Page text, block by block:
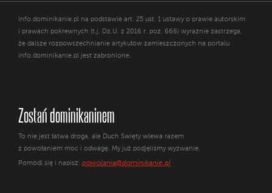
Info.dominikanie.pl na podstawie art. 25 ust. 1 ustawy o prawie autorskim
i prawach pokrewnych (t.j. Dz.U. z 2016 r. poz. 666) wyraźnie zastrzega,
że dalsze rozpowszechnianie artykułów zamieszczonych na portalu
info.dominikanie.pl jest zabronione.
Zostań dominikaninem
To nie jest łatwa droga, ale Duch Święty wlewa razem
z powołaniem moc i odwagę. My już podjęliśmy wyzwanie.
Pomódl się i napisz: powolania@dominikanie.pl